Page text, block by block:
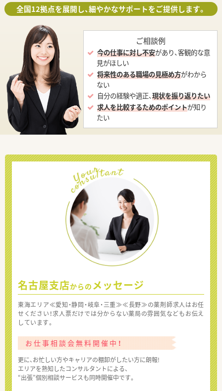
全国12拠点を展開し、細やかなサポートをご提供します。
ご相談例
今の仕事に対し不安があり、客観的な意
見がほしい
将来性のある職場の見極め方がわから
ない
自分の経験や適正、現状を振り返りたい
求人を比較するためのポイントが知り
たい
名古屋支店からの メッセージ
東海エリア≪愛知・静岡・岐阜・三重≫≪長野≫の薬剤師求人はお任
せください！求人票だけでは分からない薬局の雰囲気などもお伝え
しています。
お仕事相談会無料開催中！
更に、お忙しい方やキャリアの棚卸がしたい方に朗報!
エリアを熟知したコンサルタントによる、
“出張”個別相談サービスも同時開催中です。